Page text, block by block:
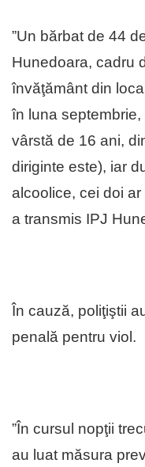
”Un bărbat de 44
Hunedoara, cadru
învăţământ din
în luna
vârstă de 16 ani,
diriginte este), iar
alcoolice, cei doi ar
a transmis IPJ
În cauză, poliţiştii
penală pentru viol.
”În cursul nopţii
au luat măsura